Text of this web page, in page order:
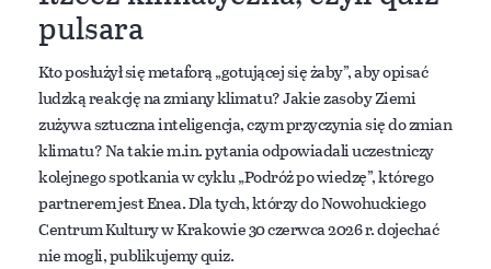
pulsara
Kto posłużył się metaforą „gotującej się żaby”, aby opisać
ludzką reakcję na zmiany klimatu? Jakie zasoby Ziemi
zużywa sztuczna inteligencja, czym przyczynia się do zmian
klimatu? Na takie m.in. pytania odpowiadali uczestniczy
kolejnego spotkania w cyklu „Podróż po wiedzę”, którego
partnerem jest Enea. Dla tych, którzy do Nowohuckiego
Centrum Kultury w Krakowie 30 czerwca 2026 r. dojechać
nie mogli, publikujemy quiz.